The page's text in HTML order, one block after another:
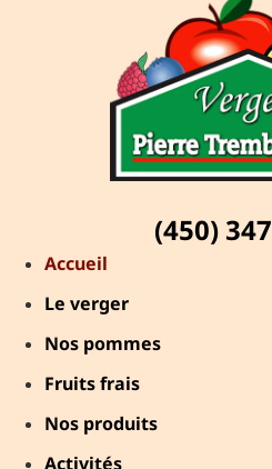
(450)
Accueil
Le verger
Nos pommes
Fruits frais
Nos produits
Activités